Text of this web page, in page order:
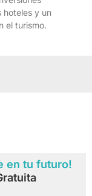
hoteles y un
el turismo.
en tu futuro!